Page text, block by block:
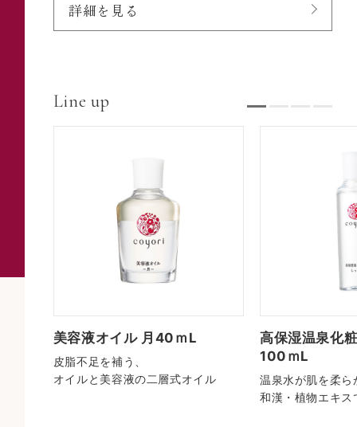
詳細を見る
Line up
美容液オイル 月40ｍL
皮脂不足を補う、
オイルと美容液の二層式オイル
高保湿温泉化
100ｍL
温泉水が肌を柔ら
和漢・植物エキス